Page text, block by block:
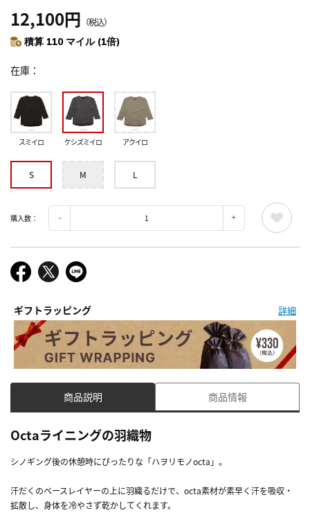
12,100円 （税込）
積算 110 マイル (1倍)
在庫
スミイロ ケシズミイロ アクイロ
S M L
購入数：
ギフトラッピング 詳細
商品説明 商品情報
Octaライニングの羽織物
シノギング後の休憩時にぴったりな「ハヲリモノocta」。
汗だくのベースレイヤーの上に羽織るだけで、octa素材が素早く汗を吸収・
拡散し、身体を冷やさず乾かしてくれます。